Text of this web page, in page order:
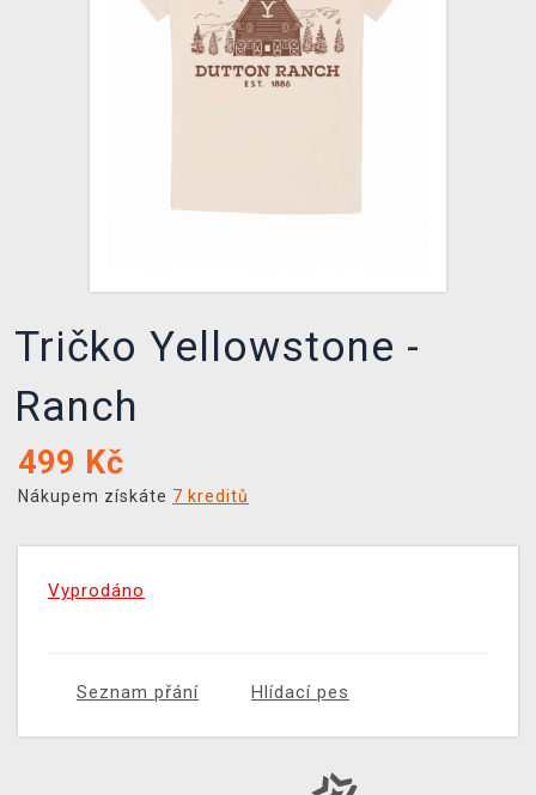
Tričko Yellowstone -
Ranch
499 Kč
Nákupem získáte 7 kreditů
Vyprodáno
Seznam přání Hlídací pes